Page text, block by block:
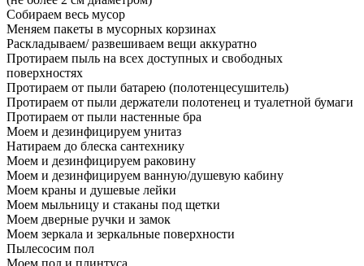
Собираем весь мусор
Меняем пакеты в мусорных корзинах
Раскладываем/ развешиваем вещи аккуратно
Протираем пыль на всех доступных и свободных
поверхностях
Протираем от пыли батарею (полотенцесушитель)
Протираем от пыли держатели полотенец и туалетной бумаги
Протираем от пыли настенные бра
Моем и дезинфицируем унитаз
Натираем до блеска сантехнику
Моем и дезинфицируем раковину
Моем и дезинфицируем ванную/душевую кабину
Моем краны и душевые лейки
Моем мыльницу и стаканы под щетки
Моем дверные ручки и замок
Моем зеркала и зеркальные поверхности
Пылесосим пол
Моем пол и плинтуса